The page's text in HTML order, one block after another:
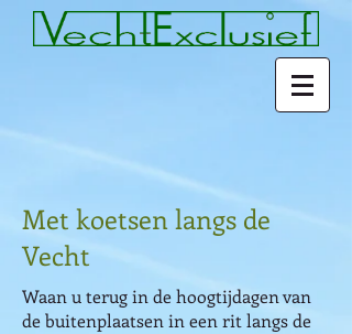
Met koetsen langs de
Vecht
Waan u terug in de hoogtijdagen van
de buitenplaatsen in een rit langs de